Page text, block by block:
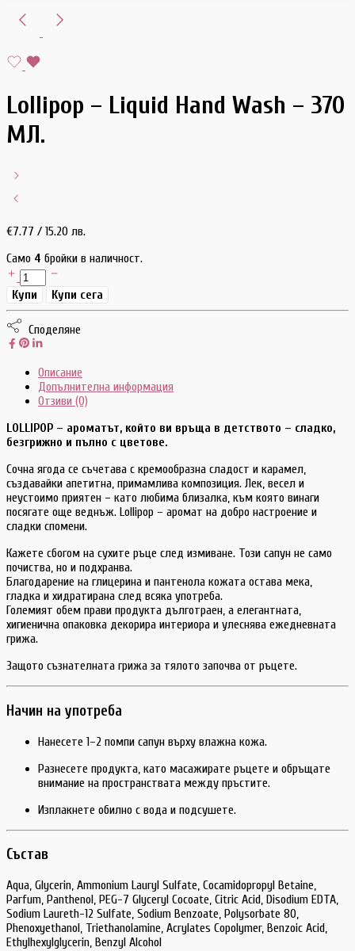
Lollipop – Liquid Hand Wash – 370
МЛ.
€7.77 / 15.20 лв.
Само 4 бройки в наличност.
Купи Купи сега
Споделяне
Описание
Допълнителна информация
Отзиви (0)
LOLLIPOP – ароматът, който ви връща в детството – сладко,
безгрижно и пълно с цветове.
Сочна ягода се съчетава с кремообразна сладост и карамел,
създавайки апетитна, примамлива композиция. Лек, весел и
неустоимо приятен – като любима близалка, към която винаги
посягате още веднъж. Lollipop – аромат на добро настроение и
сладки спомени.
Кажете сбогом на сухите ръце след измиване. Този сапун не само
почиства, но и подхранва.
Благодарение на глицерина и пантенола кожата остава мека,
гладка и хидратирана след всяка употреба.
Големият обем прави продукта дълготраен, а елегантната,
хигиенична опаковка декорира интериора и улеснява ежедневната
грижа.
Защото съзнателната грижа за тялото започва от ръцете.
Начин на употреба
Нанесете 1–2 помпи сапун върху влажна кожа.
Разнесете продукта, като масажирате ръцете и обръщате
внимание на пространствата между пръстите.
Изплакнете обилно с вода и подсушете.
Състав
Aqua, Glycerin, Ammonium Lauryl Sulfate, Cocamidopropyl Betaine,
Parfum, Panthenol, PEG-7 Glyceryl Cocoate, Citric Acid, Disodium EDTA,
Sodium Laureth-12 Sulfate, Sodium Benzoate, Polysorbate 80,
Phenoxyethanol, Triethanolamine, Acrylates Copolymer, Benzoic Acid,
Ethylhexylglycerin, Benzyl Alcohol